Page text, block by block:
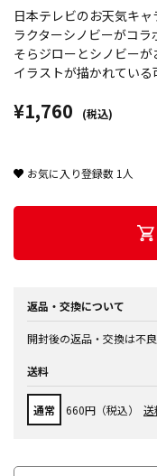
日本テレビのお天気キ
ラクターシノビーがコラ
そらジローとシノビー
イラストが描かれている
¥1,760 (税込)
お気に入り登録数 1 人
返品・交換について
開封後の返品・交換は不
送料
通常 660円（税込） 送